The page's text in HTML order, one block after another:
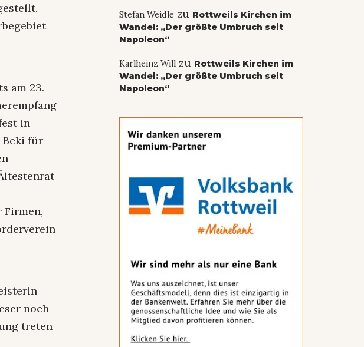
am 23.
in
Beki für
Firmen,
noch
treten
Stefan Weidle zu Rottweils Kirchen im
Wandel: „Der größte Umbruch seit
Napoleon“
Karlheinz Willzu Rottweils Kirchen im
Wandel: „Der größte Umbruch seit
Napoleon“